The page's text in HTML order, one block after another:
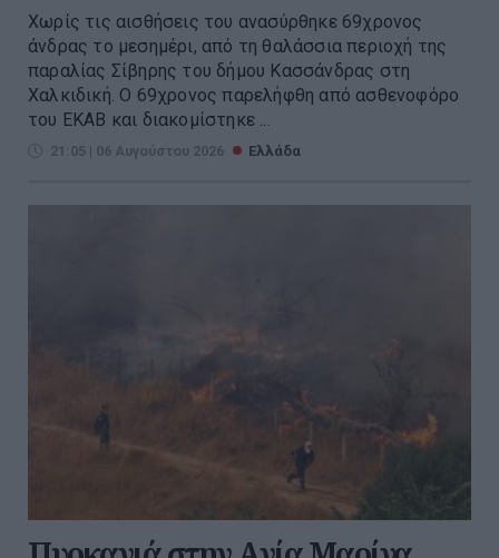
Χωρίς τις αισθήσεις του ανασύρθηκε 69χρονος
άνδρας το μεσημέρι, από τη θαλάσσια περιοχή της
παραλίας Σίβηρης του δήμου Κασσάνδρας στη
Χαλκιδική. Ο 69χρονος παρελήφθη από ασθενοφόρο
του ΕΚΑΒ και διακομίστηκε ...
21:05 | 06 Αυγούστου 2026 Ελλάδα